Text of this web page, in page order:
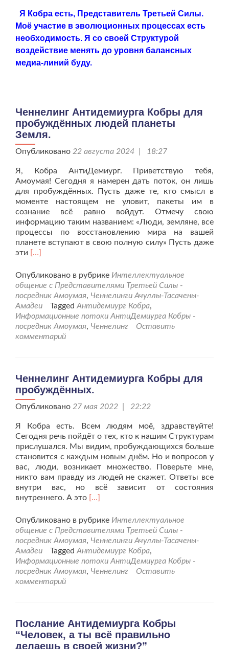
Я Кобра есть, Представитель Третьей Силы.
Моё участие в эволюционных процессах есть
необходимость. Я со своей Структурой
воздействие менять до уровня балансных
медиа-линий буду.
Ченнелинг Антидемиурга Кобры для
пробуждённых людей планеты
Земля.
Опубликовано 22 августа 2024 | 18:27
Я, Кобра АнтиДемиург. Приветствую тебя,
Амоумая! Сегодня я намерен дать поток, он лишь
для пробуждённых. Пусть даже те, кто смысл в
моменте настоящем не уловит, пакеты им в
сознание всё равно войдут. Отмечу свою
информацию таким названием: «Люди, земляне, все
процессы по восстановлению мира на вашей
планете вступают в свою полную силу» Пусть даже
эти Читать
проЧеннелинг
Антидемиурга
Кобры
для
пробуждённых
людей
планеты
[…]
Опубликовано в рубрике Интеллектуальное
общение с Представителями Третьей Силы -
посредник Амоумая, Ченнелинги Ачуллы-Тасачены-
Амадеи
Tagged Антидемиург Кобра,
Информационные потоки АнтиДемиурга Кобры -
посредник Амоумая, Ченнелинг
Оставить
комментарий
Ченнелинг Антидемиурга Кобры для
пробуждённых.
Опубликовано 27 мая 2022 | 22:22
Я Кобра есть. Всем людям моё, здравствуйте!
Сегодня речь пойдёт о тех, кто к нашим Структурам
прислушался. Мы видим, пробуждающихся больше
становится с каждым новым днём. Но и вопросов у
вас, люди, возникает множество. Поверьте мне,
никто вам правду из людей не скажет. Ответы все
внутри вас, но всё зависит от состояния
внутреннего. А это Читать
проЧеннелинг
Антидемиурга
Кобры
для
пробуждённых.
[…]
Опубликовано в рубрике Интеллектуальное
общение с Представителями Третьей Силы -
посредник Амоумая, Ченнелинги Ачуллы-Тасачены-
Амадеи
Tagged Антидемиург Кобра,
Информационные потоки АнтиДемиурга Кобры -
посредник Амоумая, Ченнелинг
Оставить
комментарий
Послание Антидемиурга Кобры
“Человек, а ты всё правильно
делаешь в своей жизни?”